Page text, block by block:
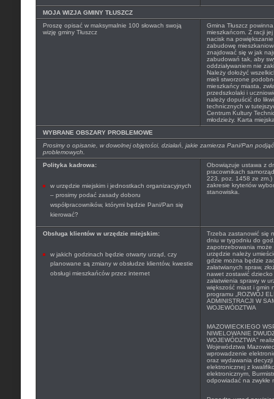
MOJA WIZJA GMINY TŁUSZCZ
Proszę opisać w maksymalnie 100 słowach swoją
wizję gminy Tłuszcz
Gmina Tłuszcz
mieszkańcom. Z racji
nacisk na
zabudowę
znajdować się w jak
zabudowań tak, aby
oddziaływaniem nie
Należy dołożyć
mieli stworzone
mieszkańcy miasta,
przedszkolaki i
należy dopuścić do
technicznych w
Centrum Kultury
młodzieży. Karta
WYBRANE OBSZARY PROBLEMOWE
Prosimy o opisanie, w dowolnej objętości, działań, jakie zamierza Pani/Pan
problemowych.
Polityka kadrowa:
w urzędzie miejskim i jednostkach organizacyjnych
– prosimy podać zasady doboru
współpracowników, którymi będzie Pani/Pan się
kierować?
Obowiązuje ustawa z
pracownikach
223, poz. 1458 ze zm.)
zakresie kryteriów
stanowiska.
Obsługa klientów w urzędzie miejskim:
w jakich godzinach będzie otwarty urząd, czy
planowane są zmiany w obsłudze klientów, kwestie
obsługi mieszkańców przez internet
Trzeba zastanowić się
dniu w tygodniu do
zapotrzebowania
urzędzie należy
gdzie można będzie
załatwianych spraw,
nawet zostawić
załatwienia sprawy w
większość miast i gmin
programu „ ROZWÓJ
ADMINISTRACJI W
WOJEWÓDZTWA
MAZOWIECKIEGO
NIWELOWANIE
WOJEWÓDZTWA”
Województwa
wprowadzenie
oraz wydawania
elektronicznej z
elektronicznym,
odpowiadać na zwykłe